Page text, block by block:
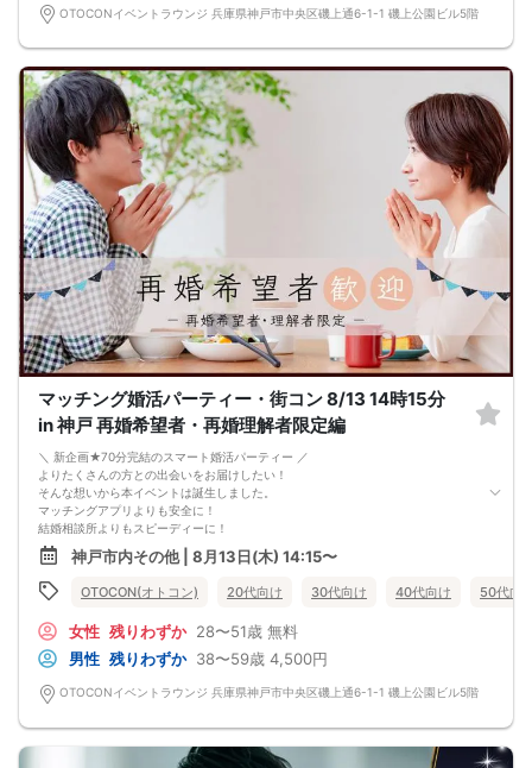
婚活に特化した、OTOCON（オトコン）オリジナルの内容です。
↓
・婚活パーティー開始
・1対1の自己紹介タイム(約6～12分)
プロフィールカードを使用してお話ください。
気になる方にはアプローチカードを利用して連絡先を渡してみましょう！
※トークタイムは1回のみです。
↓
・第一印象カード回収・返却
※お話しやすかった方のチェックはトークタイム中にお願い致します。
↓
・リクエストカード記入
カップルを決める、最終投票カードです。
第一希望～第三希望までご記入頂けます。
↓
・カップリング
カップルになられた方は、パーティー終了後
お二人でのお時間をお過ごしくださいませ。
※本イベントの最少催行人数は男女各3名です。
※参加人数や会場の都合により、やむを得ず開催中止と判断する場合がございま
その際は開始時刻の3時間前後にご連絡致します。
-------------------------------------------------------
当日の持ち物
・ご本人様確認書類（運転免許証・保険証など生年月日の記載がある公的な証明
書）を忘れずご持参ください。
※その他、各イベントの内容・注意事項の記載をご確認ください。
※クレジットカードなどはご本人様確認書類になりませんのでご注意ください。
・お飲み物
※アルコール飲料はお控えください。
-------------------------------------------------------
婚活パーティー 街コン お見合いパーティー
-------------------------------------------------------
OTOCONイベントラウンジ 兵庫県神戸市中央区磯上通6-1-1 磯上公園ビル5階
マッチング婚活パーティー・街コン 8/13 14時15分
in 神戸 再婚希望者・再婚理解者限定編
＼ 新企画★70分完結のスマート婚活パーティー ／
よりたくさんの方との出会いをお届けしたい！
そんな想いから本イベントは誕生しました。
マッチングアプリよりも安全に！
結婚相談所よりもスピーディーに！
さらに、今までのパーティーよりもリーズナブルに！
この機会にぜひ、ご参加くださいませ♪
-------------------------------------------------------
婚活パーティーの流れ
15分前から受付です。
↓
・プロフィールカード記入
婚活に特化した、OTOCON（オトコン）オリジナルの内容です。
↓
・1対1の自己紹介タイム(約6～12分)
神戸市内その他 | 8月13日(木) 14:15〜
OTOCON(オトコン) 20代向け 30代向け 40代向け 50代向
女性 残りわずか 28〜51歳 無料
男性 残りわずか 38〜59歳 4,500円
OTOCONイベントラウンジ 兵庫県神戸市中央区磯上通6-1-1 磯上公園ビル5階